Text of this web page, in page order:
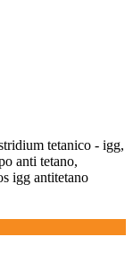
tetanico - igg,
anti tetano,
igg antitetano